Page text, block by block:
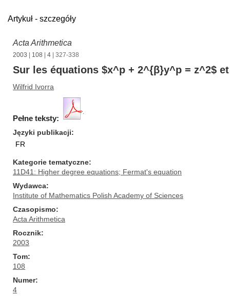
Artykuł - szczegóły
Acta Arithmetica
2003 108 4 | 327-338
Sur les équations $x^p + 2^{β}y^p = z^2$
Wilfrid Ivorra
Pełne teksty:
Języki publikacji
FR
Kategorie tematyczne
11D41: Higher degree equations; Fermat's equation
Wydawca
Institute of Mathematics Polish Academy of Sciences
Czasopismo
Acta Arithmetica
Rocznik
2003
Tom
108
Numer
4